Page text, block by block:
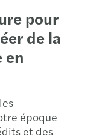
pour
de la
en
époque
et des